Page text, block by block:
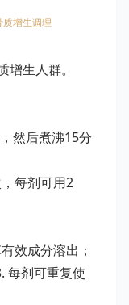
质增生调理
生人群。
然后煮沸15分
每剂可用2
效成分溶出；
每剂可重复使